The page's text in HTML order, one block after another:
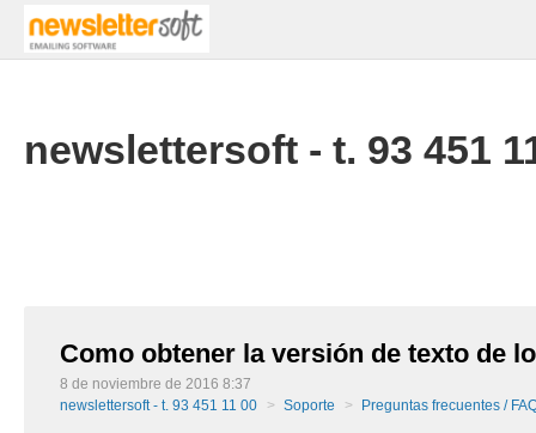
newslettersoft - t. 93 451
Como obtener la versión de texto de
8 de noviembre de 2016 8:37
newslettersoft - t. 93 451 11 00
Soporte Preguntas frecuentes /